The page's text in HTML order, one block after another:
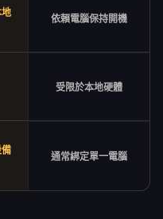
依賴電腦保持開機
受限於本地硬體
通常綁定單一電腦